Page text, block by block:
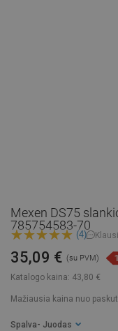
Mexen DS75
785754583-70
(4)
Katalogo kaina: 43,80 €
35,09 € (su PVM)
Mažiausia kaina nuo
Spalva - Juodas